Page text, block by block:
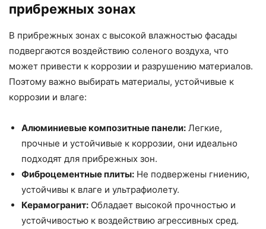
прибрежных зонах
В прибрежных зонах с высокой влажностью фасады
подвергаются воздействию соленого воздуха, что
может привести к коррозии и разрушению материалов.
Поэтому важно выбирать материалы, устойчивые к
коррозии и влаге:
Алюминиевые композитные панели: Легкие,
прочные и устойчивые к коррозии, они идеально
подходят для прибрежных зон.
Фиброцементные плиты: Не подвержены гниению,
устойчивы к влаге и ультрафиолету.
Керамогранит: Обладает высокой прочностью и
устойчивостью к воздействию агрессивных сред.